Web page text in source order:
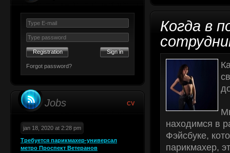
Registration
Forgot password?
Jobs CV
jan 18, 2020 at 2:28 pm
Требуется парикмахер-универсал
метро Проспект Ветеранов
Когда в
находимся в
Фэйсбуке,
парикмахер,